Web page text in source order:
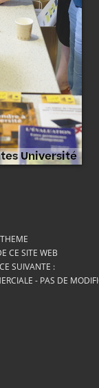
CE SITE WEB
SUIVANTE :
- PAS DE